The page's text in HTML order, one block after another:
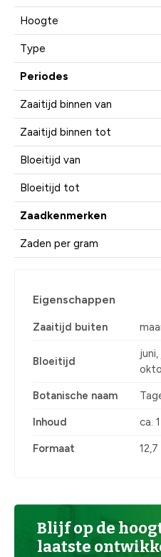
Hoogte
Type
Periodes
Zaaitijd binnen van
Zaaitijd binnen tot
Bloeitijd van
Bloeitijd tot
Zaadkenmerken
Zaden per gram
Eigenschappen
Zaaitijd buiten
Bloeitijd
Botanische naam
Inhoud ca.
Formaat
Blijf op de
laatste